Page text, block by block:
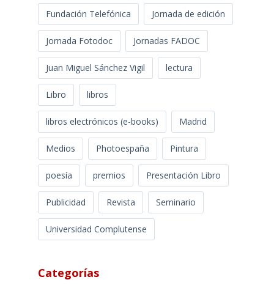
Fundación Telefónica Jornada de edición
Jornada Fotodoc Jornadas FADOC
Juan Miguel Sánchez Vigil lectura
Libro libros
libros electrónicos (e-books) Madrid
Medios Photoespaña Pintura
poesía premios Presentación Libro
Publicidad Revista Seminario
Universidad Complutense
Categorías